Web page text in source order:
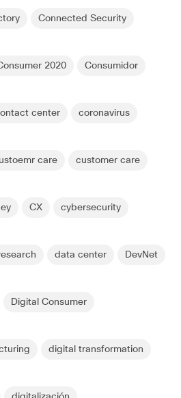
Connected Security
2020 Consumidor
center coronavirus
care customer care
CX cybersecurity
data center DevNet
Digital Consumer
digital transformation